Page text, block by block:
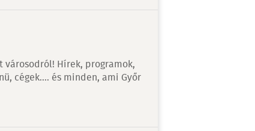
városodról! Hírek, programok,
cégek…. és minden, ami Győr